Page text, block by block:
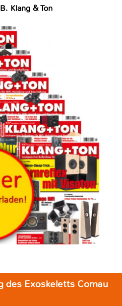
Klang & Ton
des Exoskeletts Comau